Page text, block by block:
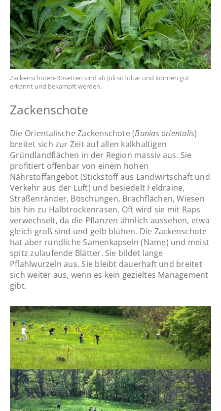
Zackenschoten-Rosetten sind ab Juli sichtbar und können gut
erkannt und bekämpft werden.
Zackenschote
Die Orientalische Zackenschote (Bunias orientalis)
breitet sich zur Zeit auf allen kalkhaltigen
Gründlandflächen in der Region massiv aus. Sie
profitiert offenbar von einem hohen
Nährstoffangebot (Stickstoff aus Landwirtschaft und
Verkehr aus der Luft) und besiedelt Feldraine,
Straßenränder, Böschungen, Brachflächen, Wiesen
bis hin zu Halbtrockenrasen. Oft wird sie mit Raps
verwechselt, da die Pflanzen ähnlich aussehen, etwa
gleich groß sind und gelb blühen. Die Zackenschote
hat aber rundliche Samenkapseln (Name) und meist
spitz zulaufende Blätter. Sie bildet lange
Pflahlwurzeln aus. Sie bleibt dauerhaft und breitet
sich weiter aus, wenn es kein gezieltes Management
gibt.